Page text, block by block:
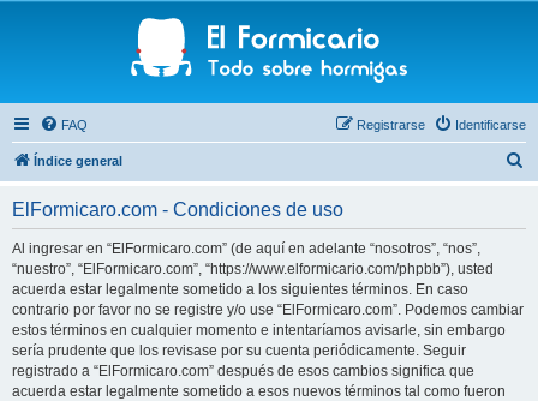
FAQ Identificarse
Registrarse
Índice general
ElFormicaro.com - Condiciones de uso
Al ingresar en “ElFormicaro.com” (de aquí en adelante “nosotros”, “nos”,
“nuestro”, “ElFormicaro.com”, “https://www.elformicario.com/phpbb”), usted
acuerda estar legalmente sometido a los siguientes términos. En caso
contrario por favor no se registre y/o use “ElFormicaro.com”. Podemos cambiar
estos términos en cualquier momento e intentaríamos avisarle, sin embargo
sería prudente que los revisase por su cuenta periódicamente. Seguir
registrado a “ElFormicaro.com” después de esos cambios significa que
acuerda estar legalmente sometido a esos nuevos términos tal como fueron